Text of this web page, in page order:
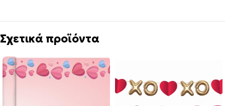
Σχετικά προϊόντα